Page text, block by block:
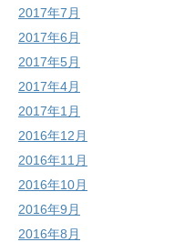
2017年7月
2017年6月
2017年5月
2017年4月
2017年1月
2016年12月
2016年11月
2016年10月
2016年9月
2016年8月